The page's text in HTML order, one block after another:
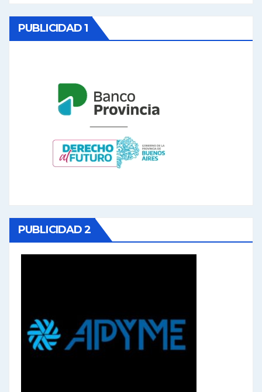
PUBLICIDAD 1
PUBLICIDAD 2